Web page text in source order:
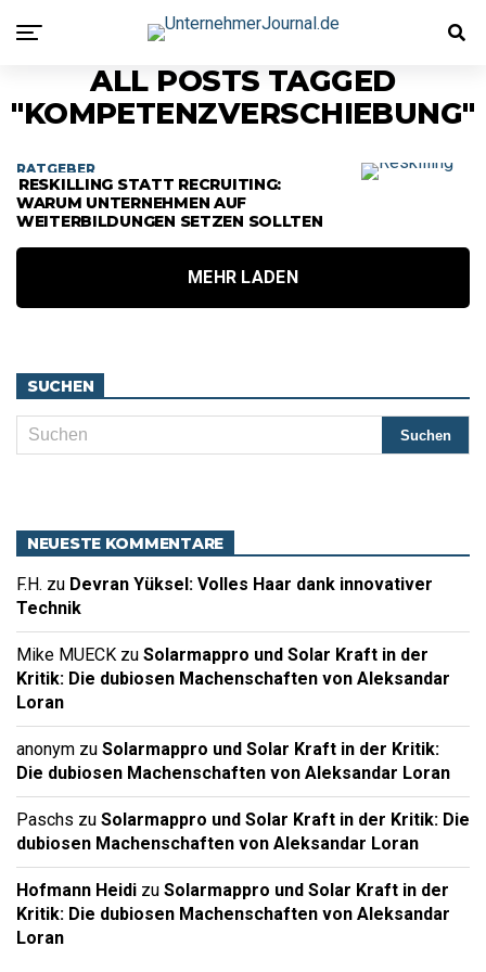
ALL POSTS TAGGED
"KOMPETENZVERSCHIEBUNG"
RATGEBER
RESKILLING STATT RECRUITING:
WARUM UNTERNEHMEN AUF
WEITERBILDUNGEN SETZEN SOLLTEN
MEHR LADEN
SUCHEN
NEUESTE KOMMENTARE
F.H. zu Devran Yüksel: Volles Haar dank innovativer
Technik
Mike MUECK zu Solarmappro und Solar Kraft in der
Kritik: Die dubiosen Machenschaften von Aleksandar
Loran
anonym zu Solarmappro und Solar Kraft in der Kritik:
Die dubiosen Machenschaften von Aleksandar Loran
Paschs zu Solarmappro und Solar Kraft in der Kritik: Die
dubiosen Machenschaften von Aleksandar Loran
Hofmann Heidi zu Solarmappro und Solar Kraft in der
Kritik: Die dubiosen Machenschaften von Aleksandar
Loran